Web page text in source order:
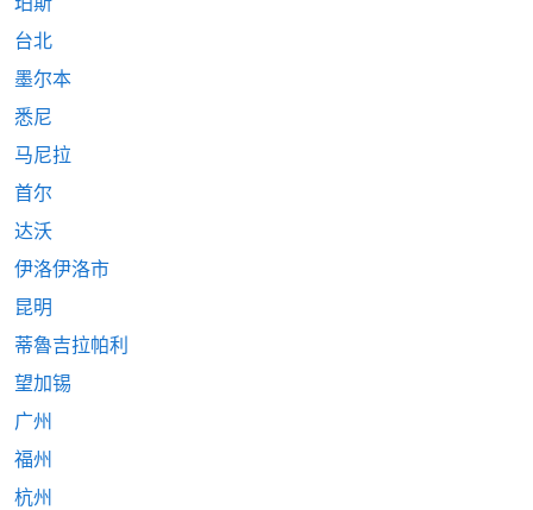
台北
墨尔本
悉尼
马尼拉
首尔
达沃
伊洛伊洛市
昆明
蒂魯吉拉帕利
望加锡
广州
福州
杭州